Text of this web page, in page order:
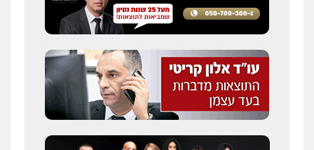
עו"ד איהאב ג'לג'ולי
פלילי מעצרים וחקירות עורכי דין לענייני
אסירים
0505216700
עו"ד שלומי שרון
פלילי מעצרים וחקירות
0547342002